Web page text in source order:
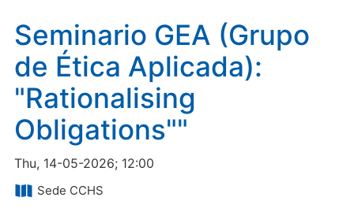
Seminario GEA (Grupo
de Ética Aplicada):
"Rationalising
Obligations""
Thu, 14-05-2026; 12:00
Sede CCHS